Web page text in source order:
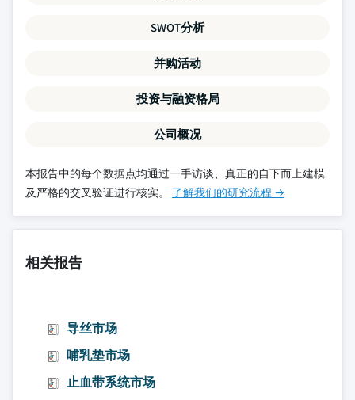
SWOT分析
并购活动
投资与融资格局
公司概况
本报告中的每个数据点均通过一手访谈、真正的自下而上建模
及严格的交叉验证进行核实。 了解我们的研究流程 →
相关报告
导丝市场
哺乳垫市场
止血带系统市场